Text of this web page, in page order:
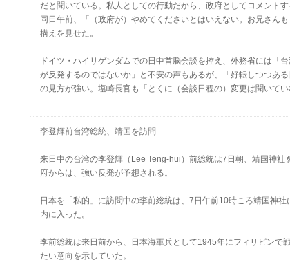
だと聞いている。私人としての行動だから、政府としてコメント
同日午前、「（政府が）やめてくださいとはいえない。お兄さん
構えを見せた。
ドイツ・ハイリゲンダムでの日中首脳会談を控え、外務省には「
が反発するのではないか」と不安の声もあるが、「好転しつつあ
の見方が強い。塩崎長官も「とくに（会談日程の）変更は聞いてい
李登輝前台湾総統、靖国を訪問
来日中の台湾の李登輝（Lee Teng-hui）前総統は7日朝、靖国神社
府からは、強い反発が予想される。
日本を「私的」に訪問中の李前総統は、7日午前10時ころ靖国神
内に入った。
李前総統は来日前から、日本海軍兵として1945年にフィリピンで
たい意向を示していた。